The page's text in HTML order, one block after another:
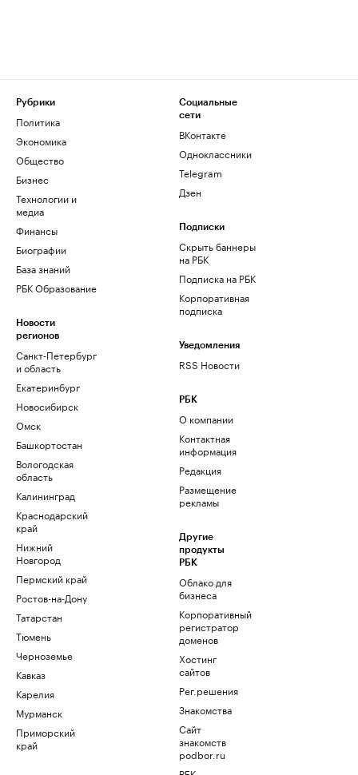
Рубрики
Политика
Экономика
Общество
Бизнес
Технологии и
медиа
Финансы
Биографии
База знаний
РБК Образование
Новости
регионов
Санкт-Петербург
и область
Екатеринбург
Новосибирск
Омск
Башкортостан
Вологодская
область
Калининград
Краснодарский
край
Нижний
Новгород
Пермский край
Ростов-на-Дону
Татарстан
Тюмень
Черноземье
Кавказ
Карелия
Мурманск
Приморский
край
Социальные
сети
ВКонтакте
Одноклассники
Telegram
Дзен
Подписки
Скрыть баннеры
на РБК
Подписка на РБК
Корпоративная
подписка
Уведомления
RSS Новости
РБК
О компании
Контактная
информация
Редакция
Размещение
рекламы
Другие
продукты
РБК
Облако для
бизнеса
Корпоративный
регистратор
доменов
Хостинг
сайтов
Рег.решения
Знакомства
Сайт
знакомств
podbor.ru